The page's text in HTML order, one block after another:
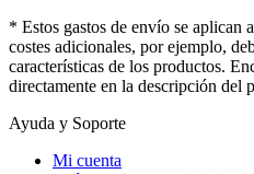
* Estos gastos de envío se aplican
costes adicionales, por ejemplo,
características de los productos.
directamente en la descripción del
Ayuda y Soporte
Mi cuenta